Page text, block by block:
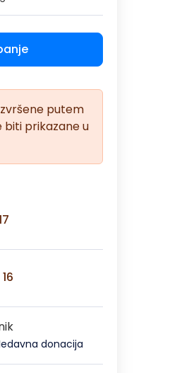
putem
biti prikazane u
donacija